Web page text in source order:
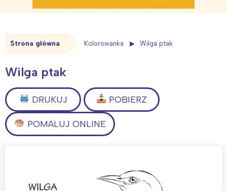
Strona główna Kolorowanka Wilga ptak
Wilga ptak
DRUKUJ POBIERZ
POMALUJ ONLINE